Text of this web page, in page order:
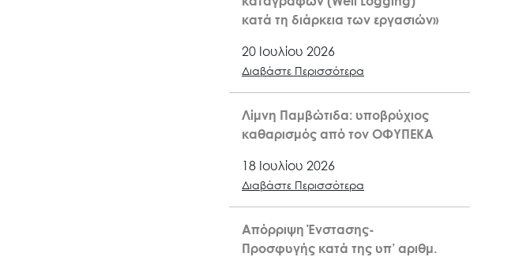
κατά τη διάρκεια των εργασιών»
20 Ιουλίου 2026
Διαβάστε Περισσότερα
Λίμνη Παμβώτιδα: υποβρύχιος
καθαρισμός από τον ΟΦΥΠΕΚΑ
18 Ιουλίου 2026
Διαβάστε Περισσότερα
Απόρριψη Ένστασης-
Προσφυγής κατά της υπ’ αριθμ.